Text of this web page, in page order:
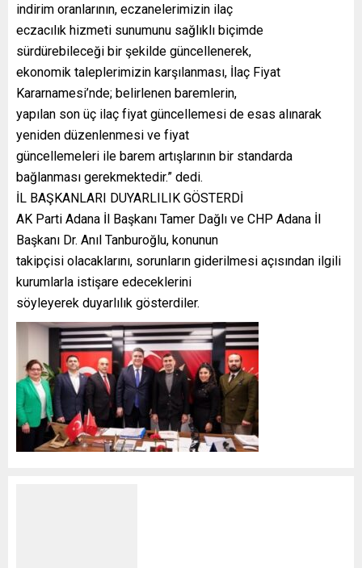
indirim oranlarının, eczanelerimizin ilaç
eczacılık hizmeti sunumunu sağlıklı biçimde
sürdürebileceği bir şekilde güncellenerek,
ekonomik taleplerimizin karşılanması, İlaç Fiyat
Kararnamesi’nde; belirlenen baremlerin,
yapılan son üç ilaç fiyat güncellemesi de esas alınarak
yeniden düzenlenmesi ve fiyat
güncellemeleri ile barem artışlarının bir standarda
bağlanması gerekmektedir.” dedi.
İL BAŞKANLARI DUYARLILIK GÖSTERDİ
AK Parti Adana İl Başkanı Tamer Dağlı ve CHP Adana İl
Başkanı Dr. Anıl Tanburoğlu, konunun
takipçisi olacaklarını, sorunların giderilmesi açısından ilgili
kurumlarla istişare edeceklerini
söyleyerek duyarlılık gösterdiler.